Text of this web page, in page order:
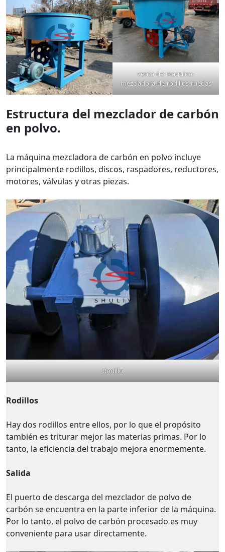
venta-de-maquina-
mezcladora-de-rodillos-ruedas
Estructura del mezclador de carbón
en polvo.
La máquina mezcladora de carbón en polvo incluye
principalmente rodillos, discos, raspadores, reductores,
motores, válvulas y otras piezas.
Rodillo
Rodillos
Hay dos rodillos entre ellos, por lo que el propósito
también es triturar mejor las materias primas. Por lo
tanto, la eficiencia del trabajo mejora enormemente.
Salida
El puerto de descarga del mezclador de polvo de
carbón se encuentra en la parte inferior de la máquina.
Por lo tanto, el polvo de carbón procesado es muy
conveniente para usar directamente.